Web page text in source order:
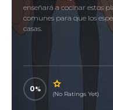
enseñará a cocinar estos
comunes para que los
casas.
0
(No Ratings Yet)